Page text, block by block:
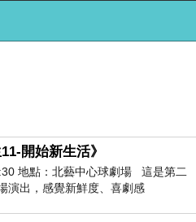
開始新生活》
地點：北藝中心球劇場 這是第二
演出，感覺新鮮度、喜劇感